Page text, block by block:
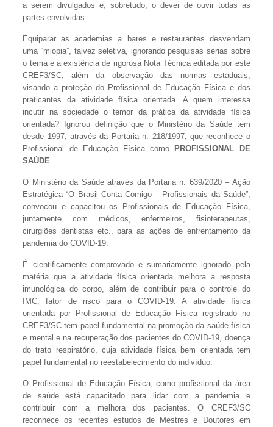
a serem divulgados e, sobretudo, o dever de ouvir todas as
partes envolvidas.
Equiparar as academias a bares e restaurantes desvendam
uma “miopia”, talvez seletiva, ignorando pesquisas sérias sobre
o tema e a existência de rigorosa Nota Técnica editada por este
CREF3/SC, além da observação das normas estaduais,
visando a proteção do Profissional de Educação Física e dos
praticantes da atividade física orientada. A quem interessa
incutir na sociedade o temor da prática da atividade física
orientada? Ignorou definição que o Ministério da Saúde tem
desde 1997, através da Portaria n. 218/1997, que reconhece o
Profissional de Educação Física como
PROFISSIONAL DE
SAÚDE.
O Ministério da Saúde através da Portaria n. 639/2020 – Ação
Estratégica “O Brasil Conta Comigo – Profissionais da Saúde”,
convocou e capacitou os Profissionais de Educação Física,
juntamente com médicos, enfermeiros, fisioterapeutas,
cirurgiões dentistas etc., para as ações de enfrentamento da
pandemia do COVID-19.
É cientificamente comprovado e sumariamente ignorado pela
matéria que a atividade física orientada melhora a resposta
imunológica do corpo, além de contribuir para o controle do
IMC, fator de risco para o COVID-19. A atividade física
orientada por Profissional de Educação Física registrado no
CREF3/SC tem papel fundamental na promoção da saúde física
e mental e na recuperação dos pacientes do COVID-19, doença
do trato respiratório, cuja atividade física bem orientada tem
papel fundamental no reestabelecimento do indivíduo.
O Profissional de Educação Física, como profissional da área
de saúde está capacitado para lidar com a pandemia e
contribuir com a melhora dos pacientes. O CREF3/SC
reconhece os recentes estudos de Mestres e Doutores em